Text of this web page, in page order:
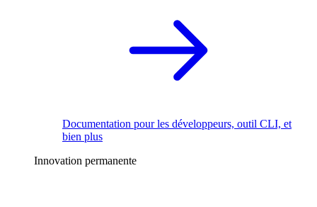
Documentation pour les développeurs, outil CLI, et
bien plus
Innovation permanente